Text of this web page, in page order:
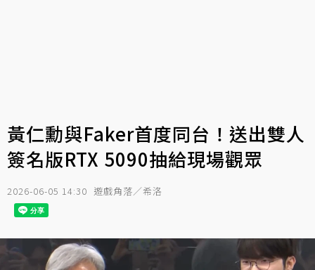
黃仁勳與Faker首度同台！送出雙人
簽名版RTX 5090抽給現場觀眾
2026-06-05 14:30 遊戲角落／希洛